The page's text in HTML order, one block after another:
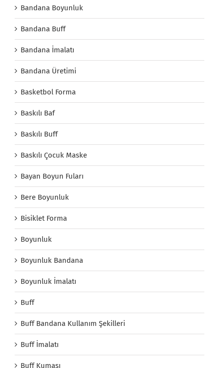
Bandana Boyunluk
Bandana Buff
Bandana İmalatı
Bandana Üretimi
Basketbol Forma
Baskılı Baf
Baskılı Buff
Baskılı Çocuk Maske
Bayan Boyun Fuları
Bere Boyunluk
Bisiklet Forma
Boyunluk
Boyunluk Bandana
Boyunluk İmalatı
Buff
Buff Bandana Kullanım Şekilleri
Buff İmalatı
Buff Kumaşı